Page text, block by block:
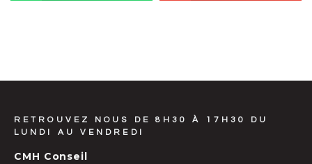
RETROUVEZ NOUS DE 8H30 À 17H30 DU
LUNDI AU VENDREDI
CMH Conseil